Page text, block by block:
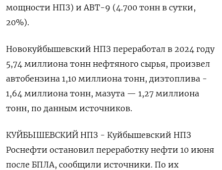
мощности НПЗ) и АВТ-9 (4.700 тонн в сутки,
20%).
Новокуйбышевский НПЗ переработал в 2024 году
5,74 миллиона тонн нефтяного сырья, произвел
автобензина 1,10 миллиона тонн, дизтоплива -
1,64 миллиона тонн, мазута — 1,27 миллиона
тонн, по данным источников.
КУЙБЫШЕВСКИЙ НПЗ - Куйбышевский НПЗ
Роснефти остановил переработку нефти 10 июня
после БПЛА, сообщили источники. По их